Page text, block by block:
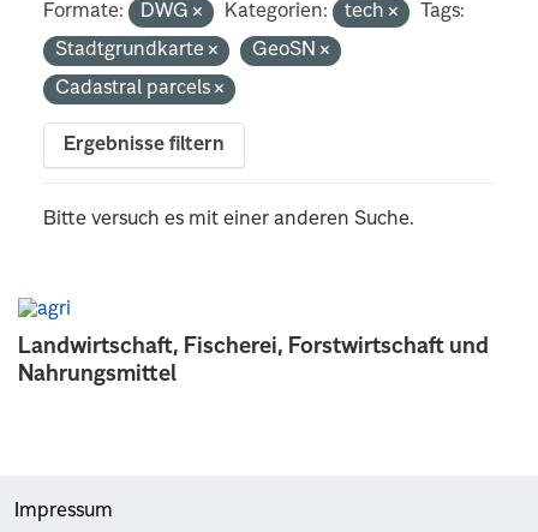
Landwirtschaft, Fischerei, Forstwirtschaft und
Nahrungsmittel
Formate: DWG Kategorien: tech
Tags:
Stadtgrundkarte
GeoSN
Cadastral parcels
Ergebnisse filtern
Bitte versuch es mit einer anderen Suche.
Impressum